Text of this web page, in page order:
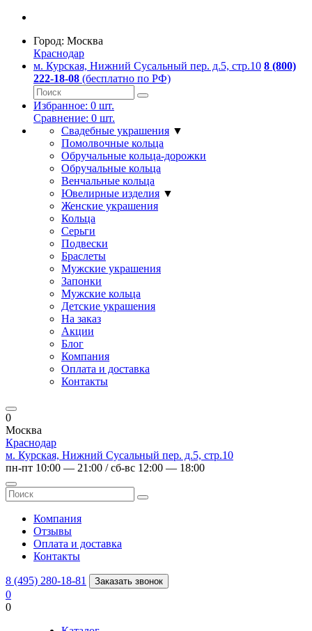
Город: Москва
Краснодар
м. Курская, Нижний Сусальный пер. д.5, стр.10 8 (800)
222-18-08 (бесплатно по РФ)
Избранное: 0 шт.
Сравнение: 0 шт.
Свадебные украшения ▼
Помолвочные кольца
Обручальные кольца-дорожки
Обручальные кольца
Венчальные кольца
Ювелирные изделия ▼
Женские украшения
Кольца
Серьги
Подвески
Браслеты
Мужские украшения
Запонки
Мужские кольца
Детские украшения
На заказ
Акции
Блог
Компания
Оплата и доставка
Контакты
0
Москва
Краснодар
м. Курская, Нижний Сусальный пер. д.5, стр.10
пн-пт 10:00 — 21:00 / сб-вс 12:00 — 18:00
Компания
Отзывы
Оплата и доставка
Контакты
8 (495) 280-18-81 Заказать звонок
0
0